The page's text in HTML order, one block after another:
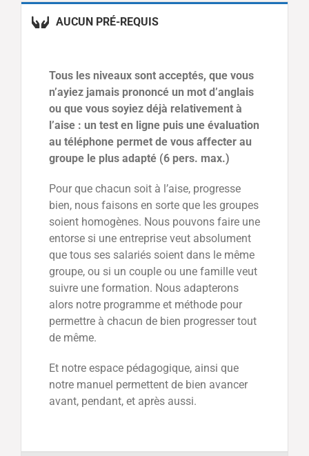
AUCUN PRÉ-REQUIS
Tous les niveaux sont acceptés, que vous
n’ayiez jamais prononcé un mot d’anglais
ou que vous soyiez déjà relativement à
l’aise : un test en ligne puis une évaluation
au téléphone permet de vous affecter au
groupe le plus adapté (6 pers. max.)
Pour que chacun soit à l’aise, progresse
bien, nous faisons en sorte que les groupes
soient homogènes. Nous pouvons faire une
entorse si une entreprise veut absolument
que tous ses salariés soient dans le même
groupe, ou si un couple ou une famille veut
suivre une formation. Nous adapterons
alors notre programme et méthode pour
permettre à chacun de bien progresser tout
de même.
Et notre espace pédagogique, ainsi que
notre manuel permettent de bien avancer
avant, pendant, et après aussi.